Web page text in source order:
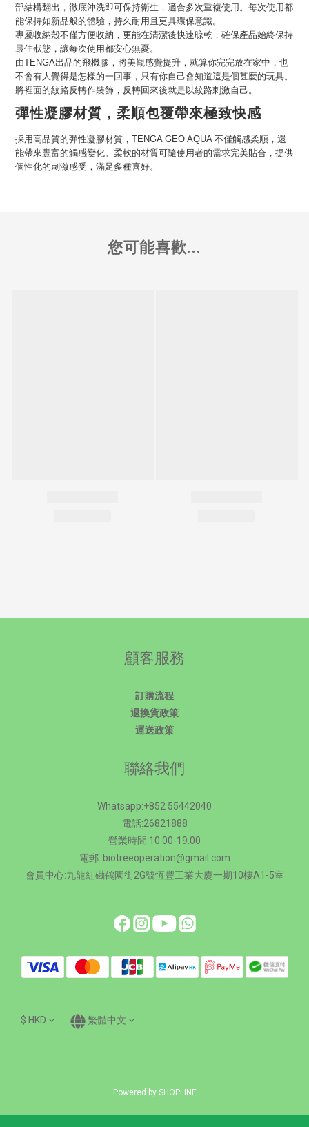
部結構翻出，徹底沖洗即可保持衛生，適合多次重複使用。每次使用都
能保持如新品般的體驗，持久耐用且更具環保意識。
專屬收納殼不僅方便收納，更能在清潔後快速晾乾，確保產品始終保持
最佳狀態，讓每次使用都安心無憂。
由TENGA出品的飛機膠，將美觀感覺提升，就算你完完放在家中，也
不會有人覺得是怎樣的一回事，只有你自己會知道這是個甚麼的玩具。
將裡面的紋路反轉作裝飾，反轉回來後就是以紋路刺激自己。
彈性凝膠材質，柔順包覆帶來極致快感
採用高品質的彈性凝膠材質，TENGA GEO AQUA 不僅觸感柔順，還
能帶來豐富的觸感變化。柔軟的材質可隨使用者的需求完美貼合，提供
個性化的刺激感受，滿足多種喜好。
您可能喜歡...
顧客服務
訂購流程
退換貨政策
運送政策
聯絡我們
Whatsapp:+852 55442040
電話:26821888
營業時間:10:00-19:00
電郵: biotreeoperation@gmail.com
會員中心:九龍紅磡鶴園街2G號恆豐工業大廈一期10樓A1-5室
$ HKD 繁體中文
Powered by SHOPLINE